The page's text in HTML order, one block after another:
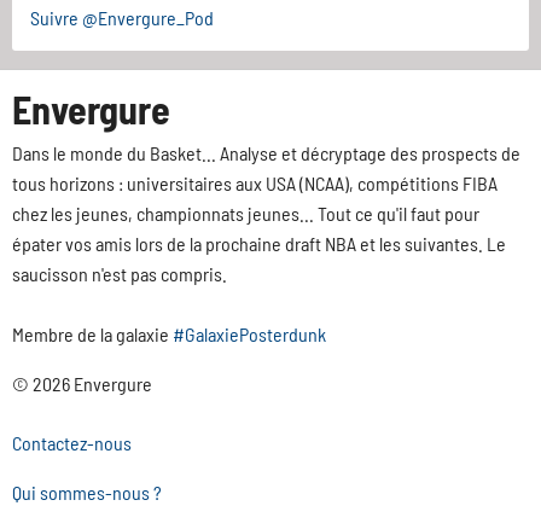
Suivre @Envergure_Pod
Envergure
Dans le monde du Basket... Analyse et décryptage des prospects de
tous horizons : universitaires aux USA (NCAA), compétitions FIBA
chez les jeunes, championnats jeunes... Tout ce qu'il faut pour
épater vos amis lors de la prochaine draft NBA et les suivantes. Le
saucisson n'est pas compris.
Membre de la galaxie #GalaxiePosterdunk
© 2026 Envergure
Contactez-nous
Qui sommes-nous ?